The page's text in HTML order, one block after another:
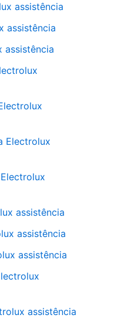
assistência
assistência
assistência
Electrolux
assistência
assistência
assistência
assistência